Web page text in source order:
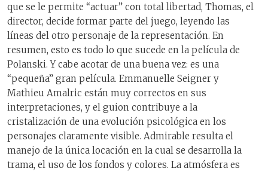
que se le permite “actuar” con total libertad, Thomas, el
director, decide formar parte del juego, leyendo las
líneas del otro personaje de la representación. En
resumen, esto es todo lo que sucede en la película de
Polanski. Y cabe acotar de una buena vez: es una
“pequeña” gran película. Emmanuelle Seigner y
Mathieu Amalric están muy correctos en sus
interpretaciones, y el guion contribuye a la
cristalización de una evolución psicológica en los
personajes claramente visible. Admirable resulta el
manejo de la única locación en la cual se desarrolla la
trama, el uso de los fondos y colores. La atmósfera es